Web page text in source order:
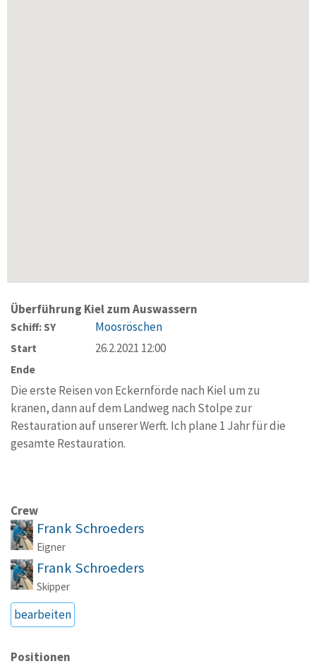
Überführung Kiel zum Auswassern
Schiff: SY Moosröschen
Start 26.2.2021 12:00
Ende
Die erste Reisen von Eckernförde nach Kiel um zu
kranen, dann auf dem Landweg nach Stolpe zur
Restauration auf unserer Werft. Ich plane 1 Jahr für die
gesamte Restauration.
Crew
Frank Schroeders
Eigner
Frank Schroeders
Skipper
bearbeiten
Positionen